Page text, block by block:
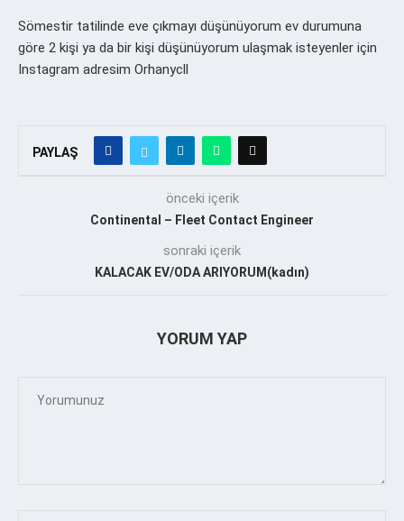
Sömestir tatilinde eve çıkmayı düşünüyorum ev durumuna
göre 2 kişi ya da bir kişi düşünüyorum ulaşmak isteyenler için
Instagram adresim Orhanycll
PAYLAŞ
önceki içerik
Continental – Fleet Contact Engineer
sonraki içerik
KALACAK EV/ODA ARIYORUM(kadın)
YORUM YAP